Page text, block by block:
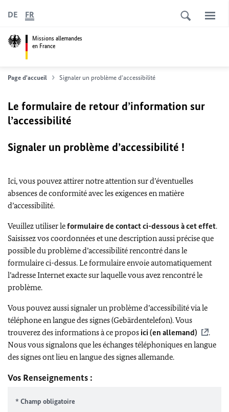
Missions allemandes
en France
DE FR
Page d'accueil Signaler un problème d'accessibilité
Le formulaire de retour d’information sur
l’accessibilité
Signaler un problème d’accessibilité !
Ici, vous pouvez attirer notre attention sur d’éventuelles
absences de conformité avec les exigences en matière
d’accessibilité.
Veuillez utiliser leformulaire de contact ci-dessous à cet effet.
Saisissez vos coordonnées et une description aussi précise que
possible du problème d’accessibilité rencontré dans le
formulaire ci-dessus. Le formulaire envoie automatiquement
l’adresse Internet exacte sur laquelle vous avez rencontré le
problème.
Vous pouvez aussi signaler un problème d’accessibilité via le
téléphone en langue des signes (Gebärdentelefon). Vous
trouverez des informations à ce propos ici (en allemand)
.
Nous vous signalons que les échanges téléphoniques en langue
des signes ont lieu en langue des signes allemande.
Vos Renseignements :
* Champ obligatoire